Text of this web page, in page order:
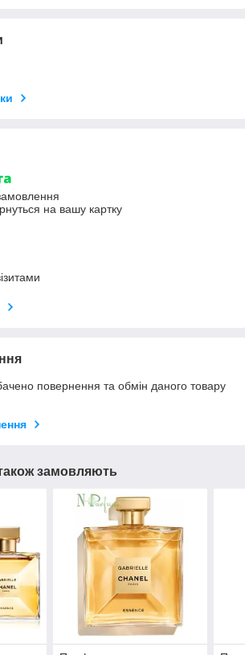
на вашу картку
повернення та обмін даного товару
замовляють